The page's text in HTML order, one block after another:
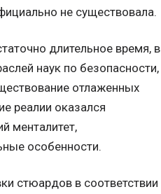
не существовала.
длительное время, в
наук по безопасности,
отлаженных
реалии оказался
менталитет,
особенности.
стюардов в соответствии